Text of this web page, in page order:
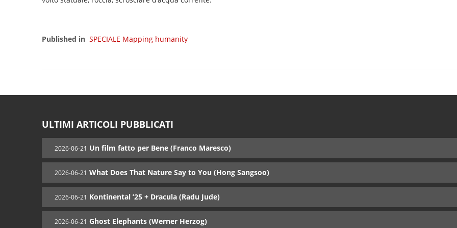
Published in SPECIALE Mapping humanity
ULTIMI ARTICOLI PUBBLICATI
2026-06-21 Un film fatto per Bene (Franco Maresco)
2026-06-21 What Does That Nature Say to You (Hong Sangsoo)
2026-06-21 Kontinental ’25 + Dracula (Radu Jude)
2026-06-21 Ghost Elephants (Werner Herzog)